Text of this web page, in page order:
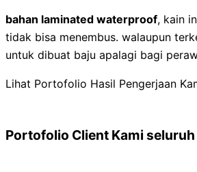
bahan laminated waterproof, kain
tidak bisa menembus. walaupun
untuk dibuat baju apalagi bagi
Lihat Portofolio Hasil Pengerjaan
Portofolio Client Kami